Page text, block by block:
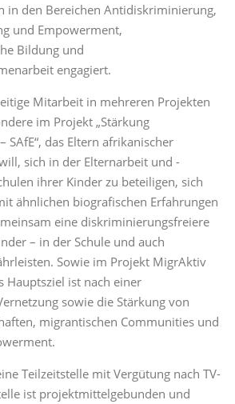
in den Bereichen Antidiskriminierung,
und Empowerment,
Bildung und
engagiert.
Mitarbeit in mehreren Projekten
im Projekt „Stärkung
SAfE“, das Eltern afrikanischer
sich in der Elternarbeit und -
ihrer Kinder zu beteiligen, sich
ähnlichen biografischen Erfahrungen
eine diskriminierungsfreiere
– in der Schule und auch
Sowie im Projekt MigrAktiv
Hauptsziel ist nach einer
sowie die Stärkung von
migrantischen Communities und
Teilzeitstelle mit Vergütung nach TV-
ist projektmittelgebunden und